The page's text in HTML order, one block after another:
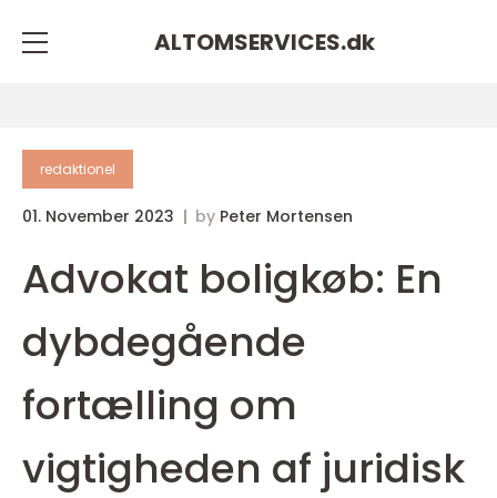
ALTOMSERVICES.dk
redaktionel
01. November 2023 by Peter Mortensen
Advokat boligkøb: En
dybdegående
fortælling om
vigtigheden af juridisk